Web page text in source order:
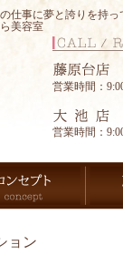
仕事に夢と誇りを持
美容室
営業時間：
営業時間：
ョン